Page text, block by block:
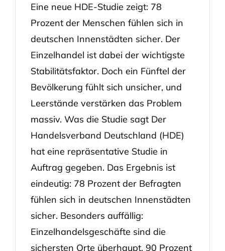
Eine neue HDE-Studie zeigt: 78
Prozent der Menschen fühlen sich in
deutschen Innenstädten sicher. Der
Einzelhandel ist dabei der wichtigste
Stabilitätsfaktor. Doch ein Fünftel der
Bevölkerung fühlt sich unsicher, und
Leerstände verstärken das Problem
massiv. Was die Studie sagt Der
Handelsverband Deutschland (HDE)
hat eine repräsentative Studie in
Auftrag gegeben. Das Ergebnis ist
eindeutig: 78 Prozent der Befragten
fühlen sich in deutschen Innenstädten
sicher. Besonders auffällig:
Einzelhandelsgeschäfte sind die
sichersten Orte überhaupt, 90 Prozent